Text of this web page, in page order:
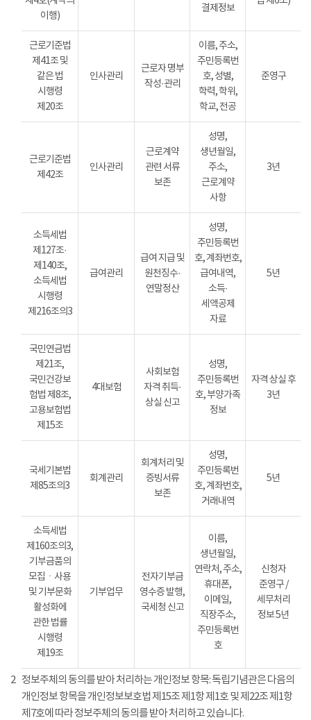
이행)
결제정보
근로기준법
제41조 및
같은 법
시행령
제20조
인사관리
근로자 명부
작성·관리
이름, 주소,
주민등록번
호, 성별,
학력, 학위,
학교, 전공
준영구
근로기준법
제42조
인사관리
근로계약
관련 서류
보존
성명,
생년월일,
주소,
근로계약
사항
3년
소득세법
제127조·
제140조,
소득세법
시행령
제216조의3
급여관리
급여 지급 및
원천징수·
연말정산
성명,
주민등록번
호, 계좌번호,
급여내역,
소득·
세액공제
자료
5년
국민연금법
제21조,
국민건강보
험법 제8조,
고용보험법
제15조
4대보험
사회보험
자격 취득·
상실 신고
성명,
주민등록번
호, 부양가족
정보
자격 상실 후
3년
국세기본법
제85조의3
회계관리
회계처리 및
증빙서류
보존
성명,
주민등록번
호, 계좌번호,
거래내역
5년
소득세법
제160조의3,
기부금품의
모집ㆍ사용
및 기부문화
활성화에
관한 법률
시행령
제19조
기부업무
전자기부금
영수증 발행,
국세청 신고
이름,
생년월일,
연락처, 주소,
휴대폰,
이메일,
직장주소,
주민등록번
호
신청자
준영구 /
세무처리
정보 5년
2 정보주체의 동의를 받아 처리하는 개인정보 항목: 독립기념관은 다음의
개인정보 항목을 개인정보보호법 제15조 제1항 제1호 및 제22조 제1항
제7호에 따라 정보주체의 동의를 받아 처리하고 있습니다.